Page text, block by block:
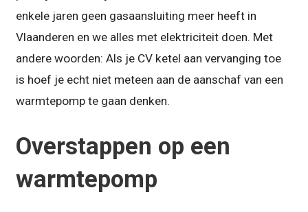
enkele jaren geen gasaansluiting meer heeft in
Vlaanderen en we alles met elektriciteit doen. Met
andere woorden: Als je CV ketel aan vervanging toe
is hoef je echt niet meteen aan de aanschaf van een
warmtepomp te gaan denken.
Overstappen op een
warmtepomp